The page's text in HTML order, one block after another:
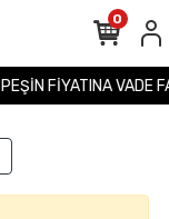
FİYATINA VADE
0